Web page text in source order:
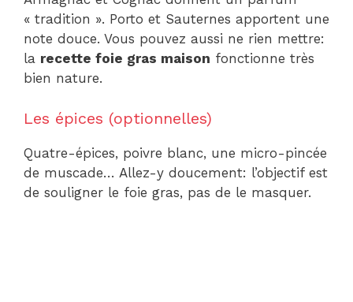
« tradition ». Porto et Sauternes apportent une
note douce. Vous pouvez aussi ne rien mettre:
la recette foie gras maison fonctionne très
bien nature.
Les épices (optionnelles)
Quatre-épices, poivre blanc, une micro-pincée
de muscade… Allez-y doucement: l’objectif est
de souligner le foie gras, pas de le masquer.